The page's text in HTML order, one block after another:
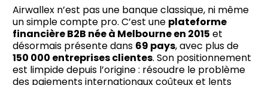
Airwallex n’est pas une banque classique, ni même
un simple compte pro. C’est une plateforme
financière B2B née à Melbourne en 2015 et
désormais présente dans 69 pays, avec plus de
150 000 entreprises clientes. Son positionnement
est limpide depuis l’origine : résoudre le problème
des paiements internationaux coûteux et lents